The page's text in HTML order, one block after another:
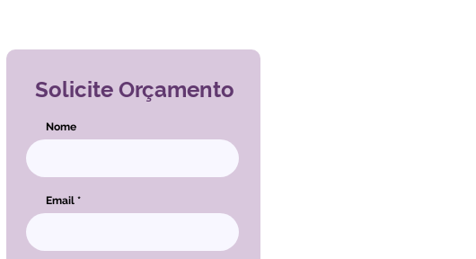
Solicite Orçamento
Nome
Email